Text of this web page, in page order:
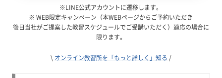
※LINE公式アカウントに遷移します。
※ WEB限定キャンペーン（本WEBページからご予約いただき
後日当社がご提案した教習スケジュールでご受講いただく）適応の場合に
限ります。
\ オンライン教習所を「もっと詳しく」知る /